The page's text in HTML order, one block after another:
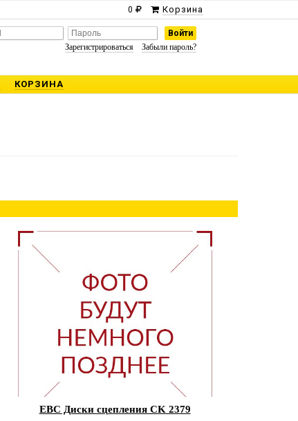
0 Корзина
Зарегистрироваться Забыли пароль?
КОРЗИНА
EBC Диски сцепления CK 2379